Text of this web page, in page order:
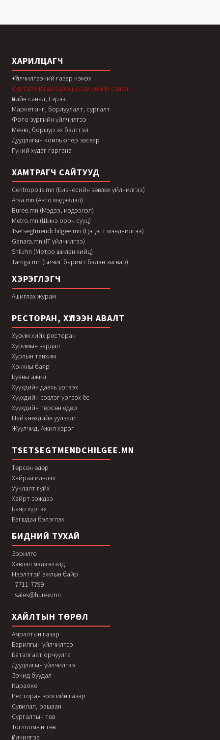
ХАРИЛЦАГЧ
+Үйлчилгээний газар нэмэх
Сурталчилгаа байршуулах үнийн санал
Үнийн санал, Гэрээ
Маркетинг, борлуулалт, сургалт
Фото зургийн үйлчилгээ
Меню, боршур эх бэлтгэл
Дуудлагын компьютер засвар
Гүний худаг гаргана
ХАМТРАГЧ САЙТУУД
Centropolis.mn (Бизнесийн зөвлөх үйлчилгээ)
Araa.mn (Авто мэдээлэл)
Buree.mn (Мэдээ, мэдээлэл)
Metro.mn (Шинэ орон сууц)
Tsetsegtmendchilgee.mn (Цэцэгт мэндчилгээ)
Ganara.mn (IT үйлчилгээ)
Shil.mn (Метро шилэн хийц)
Tamga.mn (Бичиг баримт бэлэн загвар)
ХЭРЭГЛЭГЧ
Ашиглах журам
РЕСТОРАН, ХҮЛЭЭН АВАЛТ
Хурим хийх ресторан
Хуримын зардал
Хурлын танхим
Хонхны баяр
Буяны ажил
Хүүхдийн даахь үргээх
Хүүхдийн сэвлэг үргээх ёс
Хүүхдийн төрсөн өдөр
Найз нөхдийн уулзалт
Жуулчид, Ажил хэрэг
TSETSEGTMENDCHILGEE.MN
Төрсөн өдөр
Хайраа илчлэх
Уучлалт гуйх
Хайрт ээждээ
Баяр хүргэх
Багшдаа бэлэглэх
БИДНИЙ ТУХАЙ
Зорилго
Хэвлэл мэдээлэлд
Нээлттэй ажлын байр
7711-7799
sales@huree.mn
ХАЙЛТЫН ТӨРӨЛ
Амралтын газар
Барилгын үйлчилгээ
Баталгаат орчуулга
Дуудлагын үйлчилгээ
Зочид буудал
Караоке
Ресторан зоогийн газар
Сувилал, рашаан
Сургалтын төв
Тоглоомын төв
Үйлчилгээ